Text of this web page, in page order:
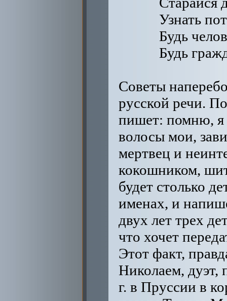
Узнать
Будь
Будь
Советы наперебой. Поэт Жуковский учит Шарлотту русской речи. После первого ребенка Шарлотта пишет: помню, я испугалась, смотря на себя в зеркало, волосы мои, завитые, распустились, я бледная как мертвец и неинтересная в глазетовом платье с кокошником, шитом серебром на голове. Потом у нее будет столько детей, что Шарлотта запутается в именах, и напишет человечней: я имела в течение двух лет трех детей. 13 июля 1819 г. Александр сказал, что хочет передать престол Николаю и удалиться. Этот факт, правда описан лишь двумя — Шарлоттой и Николаем, дуэт, пристрастный к венцу. 15 января 1821 г. в Пруссии в королевском дворце представление поэмы Томаса Мура «Лалла Рук». Живые картины, пение, музыкальные номера, сочиненные капельмейстером короля Фридриха — Спонтини. Эмира Бухарского Алариса играл Николай, а Лаллу Рук — Шарлотта. Принц Вильгельм (укушенный собакой) изображал собою Джегандер-шаха. Дараган, камер-паж, целованный, пишет: в то время император Александр в апогее своей красоты, сутуловатость и держание плеч вперед, мерно-твердый шаг, картинное отставление правой ноги, держание шляпы так, что всегда между двумя раздвинутыми пальцами приходилась пуговица от галуна кокарды, кокетливая манера подносить к глазу лорнетку, — им любовались! В юности Александр пишет Лагарпу-учителю: я жажду лишь Мира и охотно уступлю свое звание за ферму возле вашей. Через три месяца он же пишет В. П. Кочубею: я вовсе не гожусь для звания, предназначенного мне в будущем, от которого дал клятву отказаться, мой план в том, чтобы по отречении от этого неприглядного звания (императора) поселиться где-нибудь с женою на берегах Рейна, где буду жить частным человеком. Первое письмо февраль, второе май 1796 г., Екатерина умерла в ноябре, это она его провоцировала на корону, мальчик мог лишь отказываться, ведь папа-Павел мог бы его высечь, или сдать в Сибирь. Папа-Павел единственный законный престолонаследник, и пиша, Александр доказывал отцу, что он пишет, мы к тому, что версия о нелюбви Александра к власти слащава. О его отношении к убийству отца известно, но не в этом главное, а в пустяке: взойдя на престол, Александр 16 лет молчит и властвует. И только 7 сентября за обедом в Киеве говорит: когда кто-нибудь находится во главе такого народа, как наш, он должен оставаться на своем месте до тех пор, пока в состоянии садиться на лошадь, после этого он должен удалиться. Да и то это слова со слов Михайловского-Данилевского, флигель-адъютанта. Больше Александр не говорил об отречении ни разу, а то, что он ушел не в гроб, а в скит — это народы говорят, сибирские тракты. 19 сентября 1823 г. на брест-литовских маневрах лошадь полковника М. лягнула копытом ногу императора, он скрыл страдания и вышел к обеденному столу. После крещенского парада Александр заболел горячкой и рожистым воспалением на той ноге. Он тяжело перенес вторичные боли и с этого времени, как пишет Меттерних, в уме Александра усилилось утомление жизнью. Александр сказал генерал-адъютанту И. В. Васильчикову: в сущности я не был бы недоволен сбросить с себя это бремя короны, страшно тяготящей меня. Но он не сбросил